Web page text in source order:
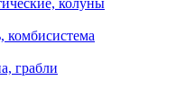
колуны
комбисистема
грабли